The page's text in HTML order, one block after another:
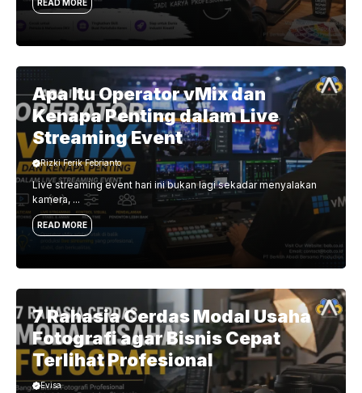
READ MORE
Apa Itu Operator vMix dan
Kenapa Penting dalam Live
Streaming Event
Rizki Ferik Febrianto
Live streaming event hari ini bukan lagi sekadar menyalakan
kamera, ...
READ MORE
7 Rahasia Cerdas Modal Usaha
Fotografi agar Bisnis Cepat
Terlihat Profesional
Evisa